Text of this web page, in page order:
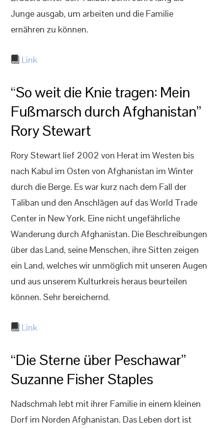
Junge ausgab, um arbeiten und die Familie
ernähren zu können.
Link
“So weit die Knie tragen: Mein
Fußmarsch durch Afghanistan”
Rory Stewart
Rory Stewart lief 2002 von Herat im Westen bis
nach Kabul im Osten von Afghanistan im Winter
durch die Berge. Es war kurz nach dem Fall der
Taliban und den Anschlägen auf das World Trade
Center in New York. Eine nicht ungefährliche
Wanderung durch Afghanistan. Die Beschreibungen
über das Land, seine Menschen, ihre Sitten zeigen
ein Land, welches wir unmöglich mit unseren Augen
und aus unserem Kulturkreis heraus beurteilen
können. Sehr bereichernd.
Link
“Die Sterne über Peschawar”
Suzanne Fisher Staples
Nadschmah lebt mit ihrer Familie in einem kleinen
Dorf im Norden Afghanistan. Das Leben dort ist